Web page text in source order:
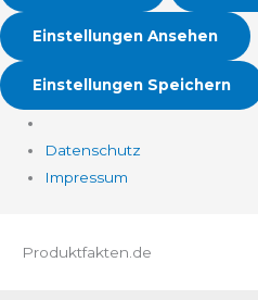
Einstellungen Ansehen
Einstellungen Speichern
Datenschutz
Impressum
InhaltProduktfakten.de